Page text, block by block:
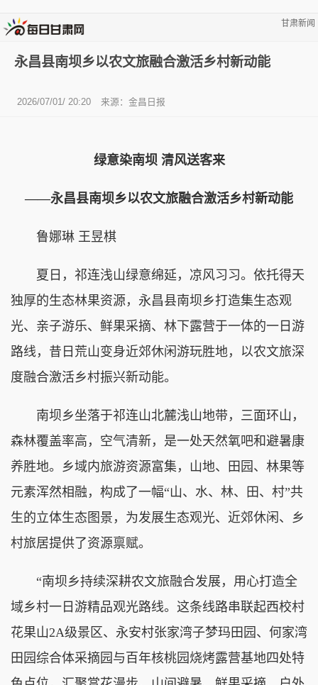
甘肃新闻
永昌县南坝乡以农文旅融合激活乡村新动能
2026/07/01/ 20:20 来源：金昌日报
绿意染南坝 清风送客来
——永昌县南坝乡以农文旅融合激活乡村新动能
鲁娜琳 王昱棋
夏日，祁连浅山绿意绵延，凉风习习。依托得天
独厚的生态林果资源，永昌县南坝乡打造集生态观
光、亲子游乐、鲜果采摘、林下露营于一体的一日游
路线，昔日荒山变身近郊休闲游玩胜地，以农文旅深
度融合激活乡村振兴新动能。
南坝乡坐落于祁连山北麓浅山地带，三面环山，
森林覆盖率高，空气清新，是一处天然氧吧和避暑康
养胜地。乡域内旅游资源富集，山地、田园、林果等
元素浑然相融，构成了一幅“山、水、林、田、村”共
生的立体生态图景，为发展生态观光、近郊休闲、乡
村旅居提供了资源禀赋。
“南坝乡持续深耕农文旅融合发展，用心打造全
域乡村一日游精品观光路线。这条线路串联起西校村
花果山2A级景区、永安村张家湾子梦玛田园、何家湾
田园综合体采摘园与百年核桃园烧烤露营基地四处特